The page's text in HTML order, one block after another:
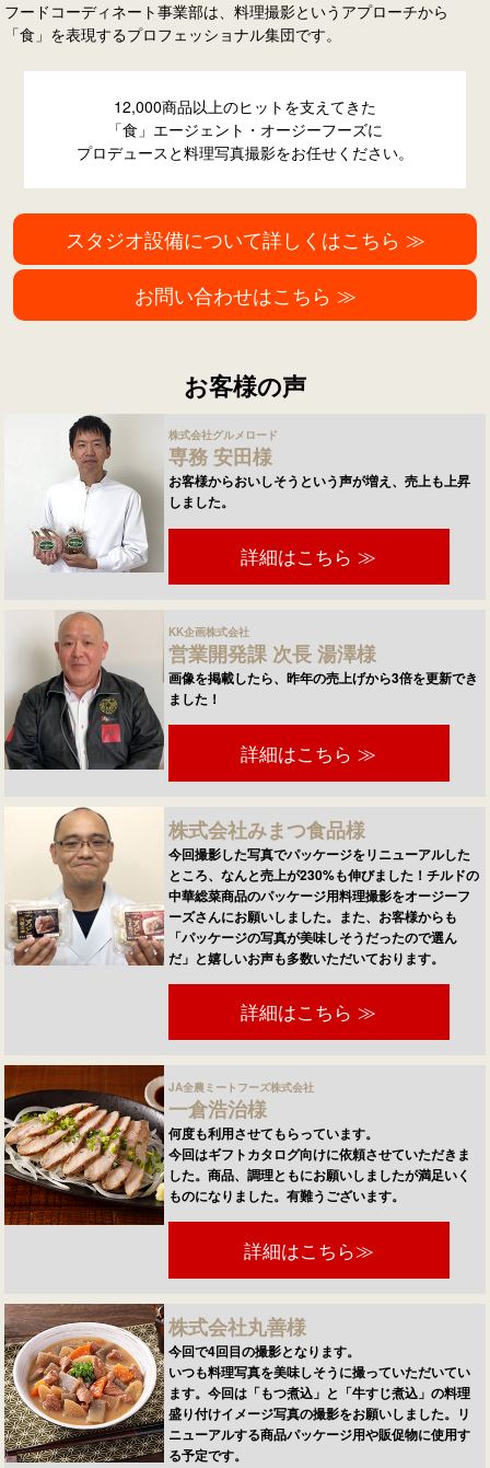
フードコーディネート事業部は、料理撮影というアプローチから
「食」を表現するプロフェッショナル集団です。
12,000商品以上のヒットを支えてきた
「食」エージェント・オージーフーズに
プロデュースと料理写真撮影をお任せください。
スタジオ設備について詳しくはこちら ≫
お問い合わせはこちら ≫
お客様の声
株式会社グルメロード
専務 安田様
お客様からおいしそうという声が増え、売上も上昇
しました。
詳細はこちら ≫
KK企画株式会社
営業開発課 次長 湯澤様
画像を掲載したら、昨年の売上げから3倍を更新でき
ました！
詳細はこちら ≫
株式会社みまつ食品様
今回撮影した写真でパッケージをリニューアルした
ところ、なんと売上が230%も伸びました！チルドの
中華総菜商品のパッケージ用料理撮影をオージーフ
ーズさんにお願いしました。また、お客様からも
「パッケージの写真が美味しそうだったので選ん
だ」と嬉しいお声も多数いただいております。
詳細はこちら ≫
JA全農ミートフーズ株式会社
一倉浩治様
何度も利用させてもらっています。
今回はギフトカタログ向けに依頼させていただきま
した。商品、調理ともにお願いしましたが満足いく
ものになりました。有難うございます。
詳細はこちら≫
株式会社丸善様
今回で4回目の撮影となります。
いつも料理写真を美味しそうに撮っていただいてい
ます。今回は「もつ煮込」と「牛すじ煮込」の料理
盛り付けイメージ写真の撮影をお願いしました。リ
ニューアルする商品パッケージ用や販促物に使用す
る予定です。